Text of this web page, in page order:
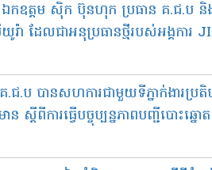
កឧត្ដម​ ស៊ិក ប៊ុនហុក ប្រធាន គ.ជ.ប
ដែលជាអនុប្រធាន​ថ្មី​របស់អង្គការ​
ប បាន​សហការ​ជាមួយ​ទី​ភ្នាក់ងារ​ប្រតិប
ដី​ពី​ការ​ធ្វើ​បច្ចុប្បន្នភាព​បញ្ជី​បោះឆ្នោ